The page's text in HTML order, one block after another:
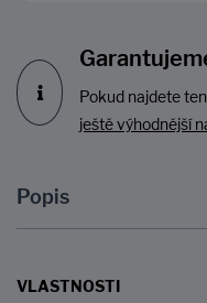
Pokud najdete
ještě výhodnější
Popis
VLASTNOSTI